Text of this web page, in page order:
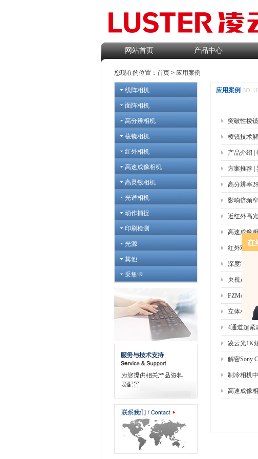
网站首页 产品中心
您现在的位置： 首页 > 应用案例
线阵相机
面阵相机
高分辨相机
棱镜相机
红外相机
高速成像相机
高灵敏相机
光谱相机
动作捕捉
印刷检测
光源
其他
采集卡
应用案例
突破性棱
棱镜技术
产品介绍 |
方案推荐 |
高分辨率
影响倍频
近红外高
高速成像
红外双
深度制冷
央视点赞
FZMotion
立体相机
4通道超紧
凌云光1K
解密Sony
制冷相机
高速成像